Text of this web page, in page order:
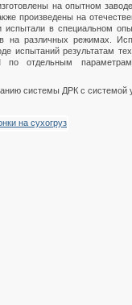
на опытном
произведены на
испытали в специальном
на различных режимах.
испытаний результатам
по отдельным параметрам
системы ДРК с системой